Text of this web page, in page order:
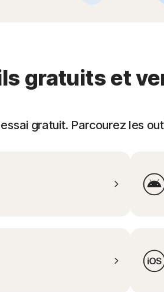
gratuits et
gratuit. Parcourez les